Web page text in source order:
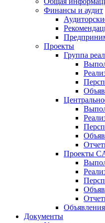
Финансы и аудит
Проекты
Группа
Проекты
Объявления
Документы